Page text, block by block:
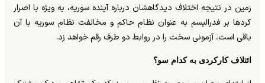
زمین در نتیجه اختلاف دیدگاهشان درباره آینده سوریه، به ویژه با اصرار
کردها بر فدرالیسم به عنوان نظام حاکم و مخالفت نظام سوریه با آن
باقی است، آزمونی سخت را در روابط دو طرف رقم خواهد زد.
ائتلاف کارکردی به کدام سو؟